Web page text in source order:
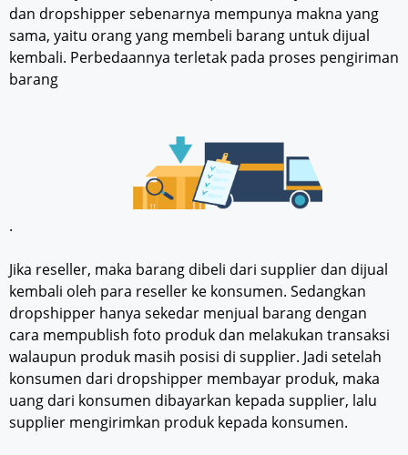
dan dropshipper sebenarnya mempunya makna yang
sama, yaitu orang yang membeli barang untuk dijual
kembali. Perbedaannya terletak pada proses pengiriman
barang
.
Jika reseller, maka barang dibeli dari supplier dan dijual
kembali oleh para reseller ke konsumen. Sedangkan
dropshipper hanya sekedar menjual barang dengan
cara mempublish foto produk dan melakukan transaksi
walaupun produk masih posisi di supplier. Jadi setelah
konsumen dari dropshipper membayar produk, maka
uang dari konsumen dibayarkan kepada supplier, lalu
supplier mengirimkan produk kepada konsumen.